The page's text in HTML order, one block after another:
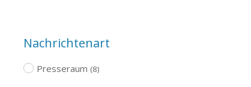
Nachrichtenart
Presseraum (8)